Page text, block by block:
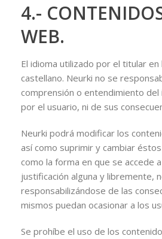
4.-
WEB.
El idioma utilizado por el titular
castellano. Neurki no se
comprensión o entendimiento del
por el usuario, ni de sus
Neurki podrá modificar los
así como suprimir y cambiar
como la forma en que se accede
justificación alguna y libremente,
responsabilizándose de las
mismos puedan ocasionar a los
Se prohíbe el uso de los